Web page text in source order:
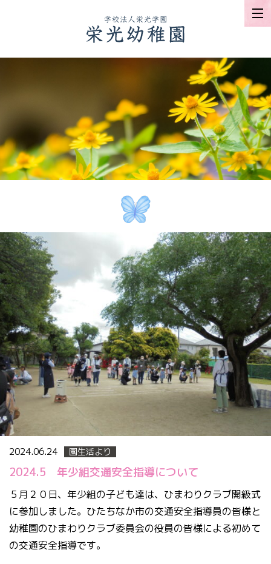
2024.06.24 園生活より
2024.5 年少組交通安全指導について
５月２０日、年少組の子ども達は、ひまわりクラブ開級式
に参加しました。ひたちなか市の交通安全指導員の皆様と
幼稚園のひまわりクラブ委員会の役員の皆様による初めて
の交通安全指導です。